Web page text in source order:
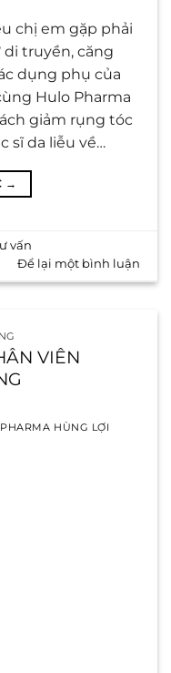
chị em gặp phải
truyền, căng
dụng phụ của
Hulo Pharma
giảm rụng tóc
sĩ da liễu về…
→
vấn
Để lại một bình luận
VIÊN
PHARMA HÙNG LỢI